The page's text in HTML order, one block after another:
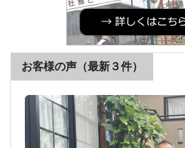
お客様の声（最新３件）